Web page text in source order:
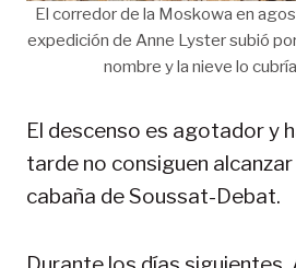
El corredor de la Moskowa en
expedición de Anne Lyster subió
nombre y la nieve lo
El descenso es agotador y
tarde no consiguen
cabaña de Soussat-Debat.